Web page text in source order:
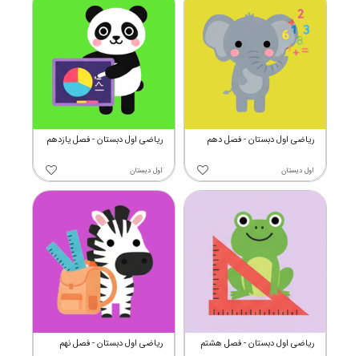
ریاضی اول دبستان - فصل یازدهم
اول دبستان
ریاضی اول دبستان - فصل دهم
اول دبستان
ریاضی اول دبستان - فصل نهم ریاضی اول دبستان - فصل هشتم